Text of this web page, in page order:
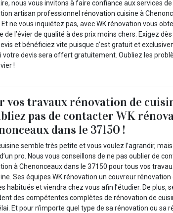
nous vous invitons à faire confiance aux services de
artisan professionnel rénovation cuisine à
Et ne vous inquiétez pas, avec WK rénovation vous
de l’évier de qualité à des prix moins chers. Exigez
et bénéficiez vite puisque c’est gratuit et
votre devis sera offert gratuitement. Oubliez les
!
vos travaux rénovation de
pas de contacter WK
dans le 37150 !
semble très petite et vous voulez l’agrandir,
pro. Nous vous conseillons de ne pas oublier de
à Chenonceaux dans le 37150 pour tous vos
Ses équipes WK rénovation un couvreur rénovation
habitués et viendra chez vous afin l’étudier. De plus,
des compétentes complètes de rénovation de
Et pour n’importe quel type de sa rénovation ou sa